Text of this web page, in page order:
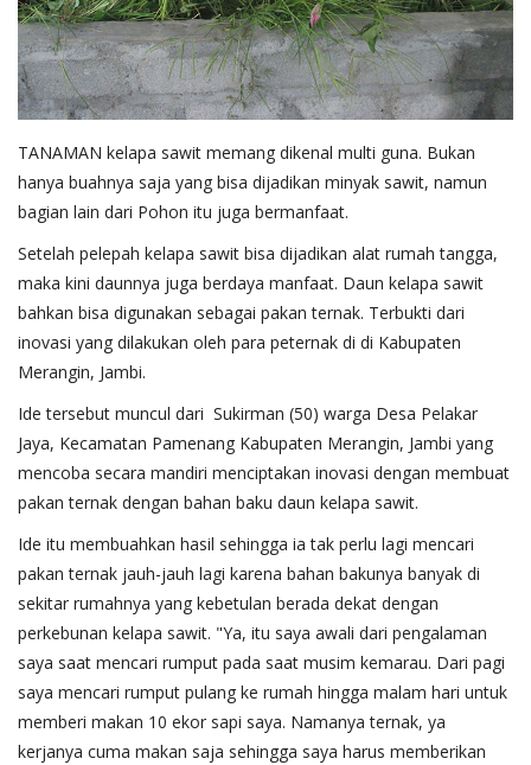
Indonesia
TANAMAN kelapa sawit memang dikenal multi guna. Bukan
hanya buahnya saja yang bisa dijadikan minyak sawit, namun
bagian lain dari Pohon itu juga bermanfaat.
Setelah pelepah kelapa sawit bisa dijadikan alat rumah tangga,
maka kini daunnya juga berdaya manfaat. Daun kelapa sawit
bahkan bisa digunakan sebagai pakan ternak. Terbukti dari
inovasi yang dilakukan oleh para peternak di di Kabupaten
Merangin, Jambi.
Ide tersebut muncul dari Sukirman (50) warga Desa Pelakar
Jaya, Kecamatan Pamenang Kabupaten Merangin, Jambi yang
mencoba secara mandiri menciptakan inovasi dengan membuat
pakan ternak dengan bahan baku daun kelapa sawit.
Ide itu membuahkan hasil sehingga ia tak perlu lagi mencari
pakan ternak jauh-jauh lagi karena bahan bakunya banyak di
sekitar rumahnya yang kebetulan berada dekat dengan
perkebunan kelapa sawit. "Ya, itu saya awali dari pengalaman
saya saat mencari rumput pada saat musim kemarau. Dari pagi
saya mencari rumput pulang ke rumah hingga malam hari untuk
memberi makan 10 ekor sapi saya. Namanya ternak, ya
kerjanya cuma makan saja sehingga saya harus memberikan